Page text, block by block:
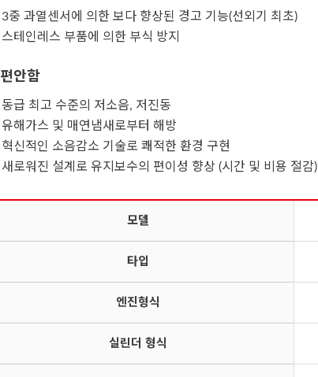
3중 과열센서에 의한 보다 향상된 경고 기능(선외기 최초)
스테인레스 부품에 의한 부식 방지
편안함
동급 최고 수준의 저소음, 저진동
유해가스 및 매연냄새로부터 해방
혁신적인 소음감소 기술로 쾌적한 환경 구현
새로워진 설계로 유지보수의 편이성 향상 (시간 및 비용 절감)
모델
타입
엔진형식
실린더 형식